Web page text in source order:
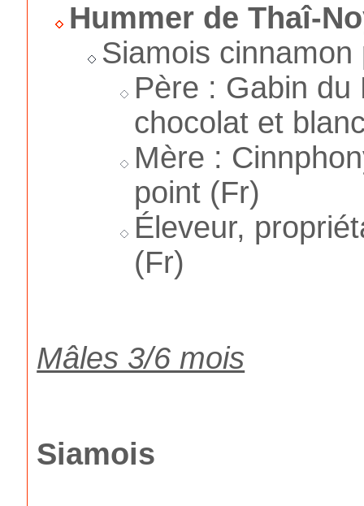
Hummer de Thaî-
Siamois
Père : Gabin du
chocolat et
Mère :
point (Fr)
Éleveur,
(Fr)
Mâles 3/6 mois
Siamois